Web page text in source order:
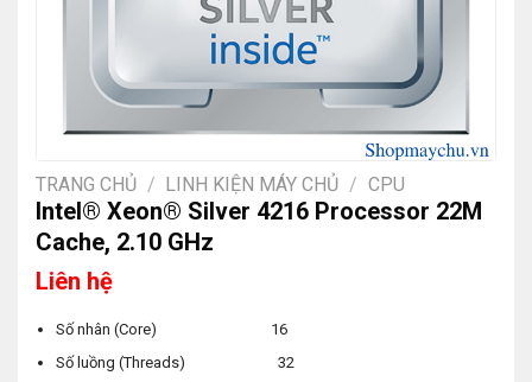
TRANG CHỦ / LINH KIỆN MÁY CHỦ / CPU
Intel® Xeon® Silver 4216 Processor 22M
Cache, 2.10 GHz
Liên hệ
Số nhân (Core) 16
Số luồng (Threads) 32